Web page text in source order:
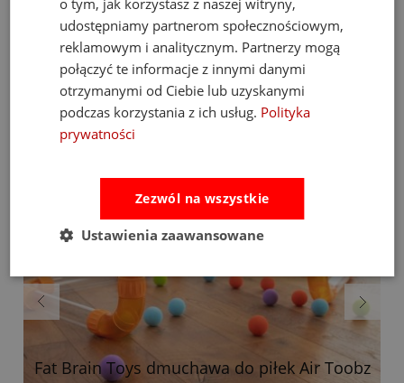
Bestsellery
Fat Brain Toys dmuchawa do piłek Air Toobz
o tym, jak korzystasz z naszej witryny,
udostępniamy partnerom społecznościowym,
reklamowym i analitycznym. Partnerzy mogą
połączyć te informacje z innymi danymi
otrzymanymi od Ciebie lub uzyskanymi
podczas korzystania z ich usług. Polityka
prywatności
Zezwól na wszystkie
Ustawienia zaawansowane